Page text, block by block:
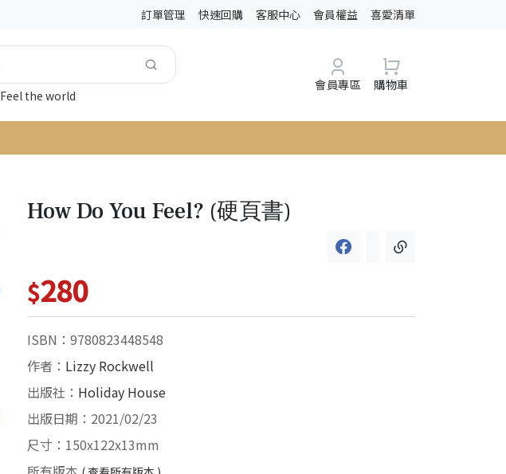
訂單管理 快速回購 客服中心 會員權益 喜愛清單
Feel the world
會員專區 購物車
How Do You Feel? (硬頁書)
$280
ISBN：9780823448548
作者： Lizzy Rockwell
出版社： Holiday House
出版日期：2021/02/23
尺寸：150x122x13mm